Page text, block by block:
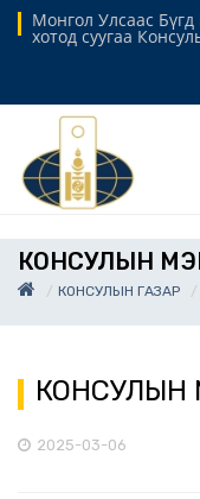
Монгол Улсаас
хотод суугаа
КОНСУЛЫН
КОНСУЛЫН ГАЗАР
КОНСУЛЫН
2025-03-06